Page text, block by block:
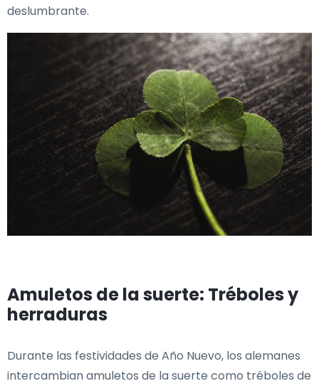
deslumbrante.
Amuletos de la suerte: Tréboles y
herraduras
Durante las festividades de Año Nuevo, los alemanes
intercambian amuletos de la suerte como tréboles de